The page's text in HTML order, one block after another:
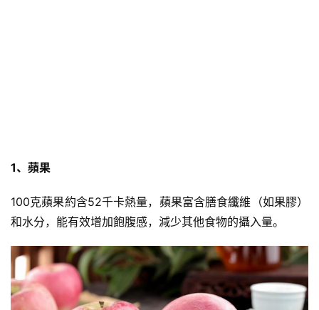
1、蘋果
100克蘋果約含52千卡熱量，蘋果富含膳食纖維（如果膠）
和水分，能有效增加飽腹感，減少其他食物的攝入量。